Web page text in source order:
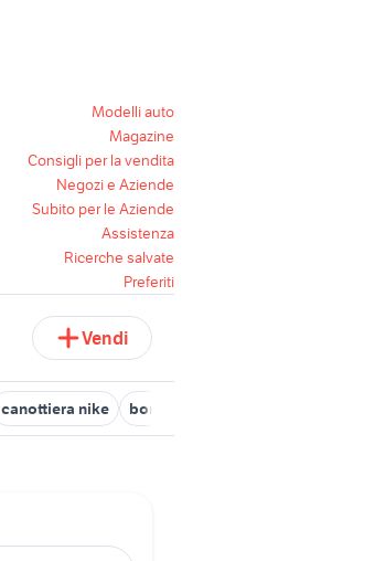
Modelli auto
Magazine
Consigli per la vendita
Negozi e Aziende
Subito per le Aziende
Assistenza
Ricerche salvate
Preferiti
Vendi
canottiera nike borsone nike